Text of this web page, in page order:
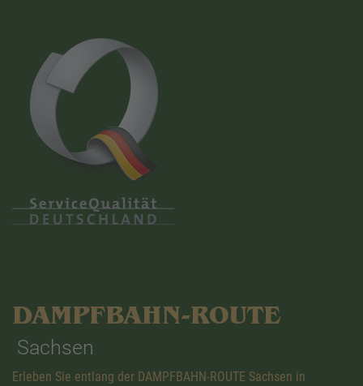
DAMPFBAHN-ROUTE
Sachsen
Erleben Sie entlang der DAMPFBAHN-ROUTE Sachsen in